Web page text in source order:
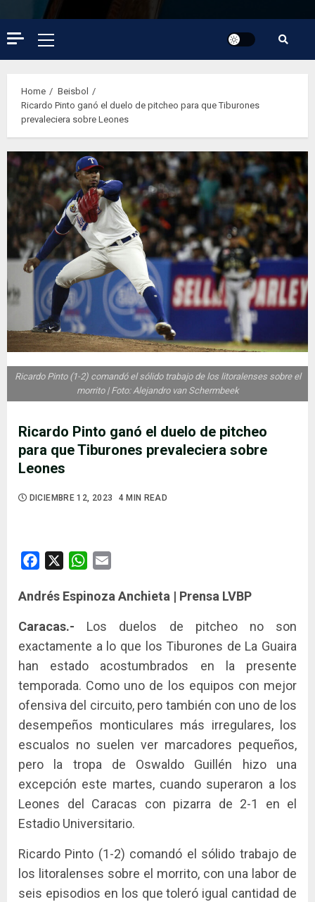
Primary
Menu
Home
Beisbol
Ricardo Pinto ganó el duelo de pitcheo para que Tiburones
prevaleciera sobre Leones
Ricardo Pinto ganó el duelo de pitcheo
para que Tiburones prevaleciera sobre
Leones
DICIEMBRE 12, 2023 4 MIN READ
Ricardo Pinto (1-2) comandó el sólido trabajo de los litoralenses sobre el
morrito | Foto: Alejandro van Schermbeek
Facebook WhatsApp
Andrés Espinoza Anchieta | Prensa LVBP
Caracas.- Los duelos de pitcheo no son
exactamente a lo que los Tiburones de La Guaira
han estado acostumbrados en la presente
temporada. Como uno de los equipos con mejor
ofensiva del circuito, pero también con uno de los
desempeños monticulares más irregulares, los
escualos no suelen ver marcadores pequeños,
pero la tropa de Oswaldo Guillén hizo una
excepción este martes, cuando superaron a los
Leones del Caracas con pizarra de 2-1 en el
Estadio Universitario.
Ricardo Pinto (1-2) comandó el sólido trabajo de
los litoralenses sobre el morrito, con una labor de
seis episodios en los que toleró igual cantidad de